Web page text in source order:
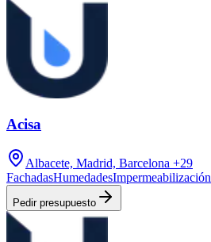
Acisa
Albacete, Madrid, Barcelona +29
FachadasHumedadesImpermeabilización
Pedir presupuesto